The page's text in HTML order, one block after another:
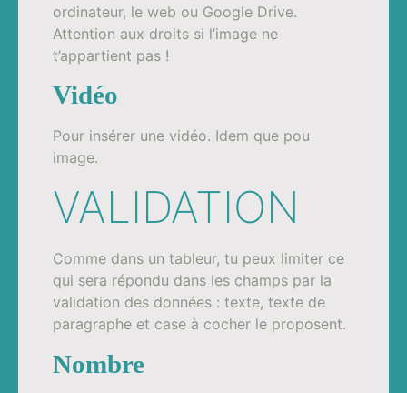
ordinateur, le web ou Google Drive.
Attention aux droits si l’image ne
t’appartient pas !
Vidéo
Pour insérer une vidéo. Idem que pou
image.
VALIDATION
Comme dans un tableur, tu peux limiter ce
qui sera répondu dans les champs par la
validation des données : texte, texte de
paragraphe et case à cocher le proposent.
Nombre